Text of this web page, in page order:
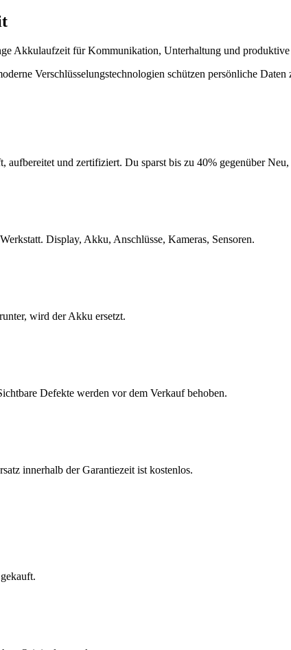
Akkulaufzeit für Kommunikation, Unterhaltung und
Verschlüsselungstechnologien schützen persönliche
aufbereitet und zertifiziert. Du sparst bis zu 40% gegenüber
Display, Akku, Anschlüsse, Kameras, Sensoren.
wird der Akku ersetzt.
Defekte werden vor dem Verkauf behoben.
innerhalb der Garantiezeit ist kostenlos.